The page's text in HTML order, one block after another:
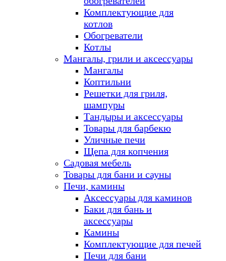
Комплектующие для
котлов
Обогреватели
Котлы
Мангалы, грили и аксессуары
Мангалы
Коптильни
Решетки для гриля,
шампуры
Тандыры и аксессуары
Товары для барбекю
Уличные печи
Щепа для копчения
Садовая мебель
Товары для бани и сауны
Печи, камины
Аксессуары для каминов
Баки для бань и
аксессуары
Камины
Комплектующие для печей
Печи для бани